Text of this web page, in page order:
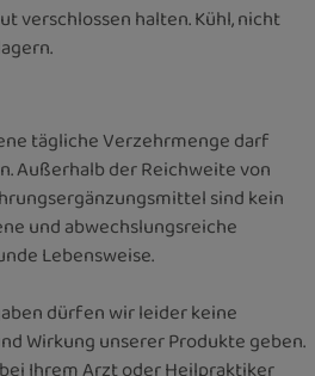
verschlossen halten. Kühl, nicht
tägliche Verzehrmenge darf
Außerhalb der Reichweite von
sind kein
und abwechslungsreiche
Lebensweise.
dürfen wir leider keine
Wirkung unserer Produkte geben.